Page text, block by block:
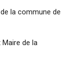
la commune de
Maire de la